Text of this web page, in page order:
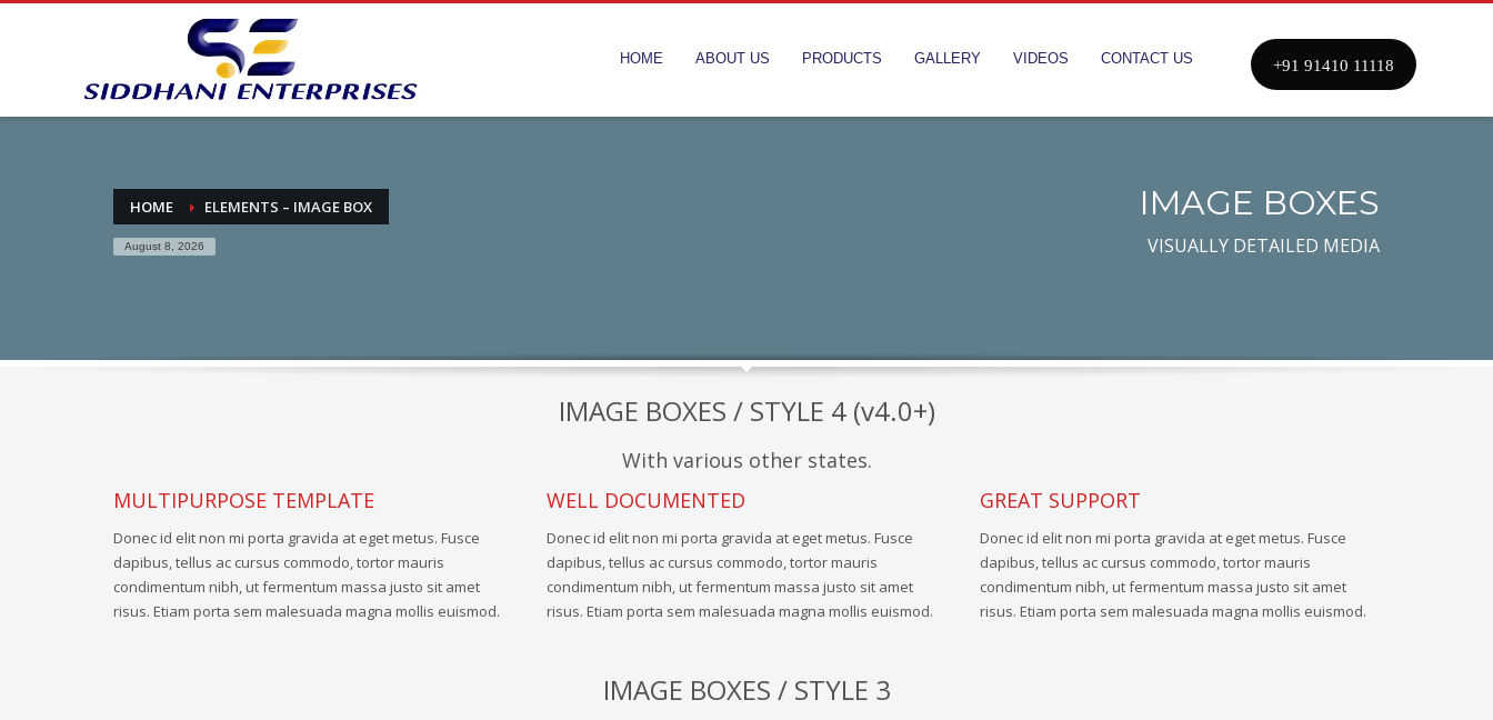
HOME ABOUT US PRODUCTS GALLERY VIDEOS CONTACT US +91 91410 11118
HOME ELEMENTS – IMAGE BOX
August 8, 2026
IMAGE BOXES
VISUALLY DETAILED MEDIA
IMAGE BOXES / STYLE 4 (v4.0+)
With various other states.
MULTIPURPOSE TEMPLATE
Donec id elit non mi porta gravida at eget metus. Fusce
dapibus, tellus ac cursus commodo, tortor mauris
condimentum nibh, ut fermentum massa justo sit amet
risus. Etiam porta sem malesuada magna mollis euismod.
WELL DOCUMENTED
Donec id elit non mi porta gravida at eget metus. Fusce
dapibus, tellus ac cursus commodo, tortor mauris
condimentum nibh, ut fermentum massa justo sit amet
risus. Etiam porta sem malesuada magna mollis euismod.
GREAT SUPPORT
Donec id elit non mi porta gravida at eget metus. Fusce
dapibus, tellus ac cursus commodo, tortor mauris
condimentum nibh, ut fermentum massa justo sit amet
risus. Etiam porta sem malesuada magna mollis euismod.
IMAGE BOXES / STYLE 3